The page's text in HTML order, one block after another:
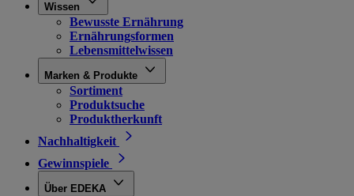
Wissen
Bewusste Ernährung
Ernährungsformen
Lebensmittelwissen
Marken & Produkte
Sortiment
Produktsuche
Produktherkunft
Nachhaltigkeit
Gewinnspiele
Über EDEKA